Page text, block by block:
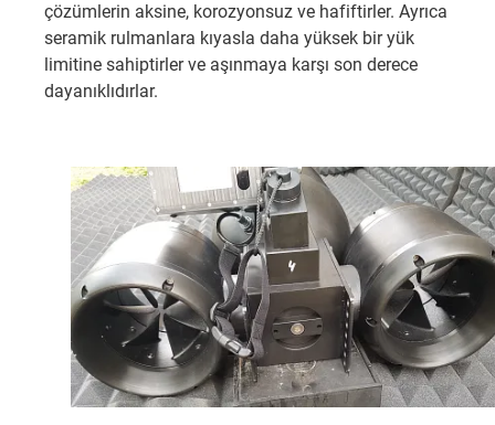
çözümlerin aksine, korozyonsuz ve hafiftirler. Ayrıca
seramik rulmanlara kıyasla daha yüksek bir yük
limitine sahiptirler ve aşınmaya karşı son derece
dayanıklıdırlar.